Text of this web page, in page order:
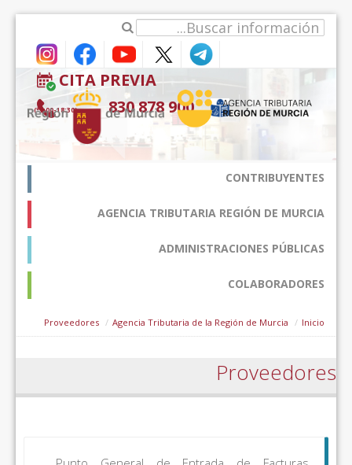
CITA PREVIA
900 878 830
(9:00-18:30*)
CONTRIBUYENTES
AGENCIA TRIBUTARIA REGIÓN DE MURCIA
ADMINISTRACIONES PÚBLICAS
COLABORADORES
Inicio
Agencia Tributaria de la Región de Murcia
Proveedores
Proveedores